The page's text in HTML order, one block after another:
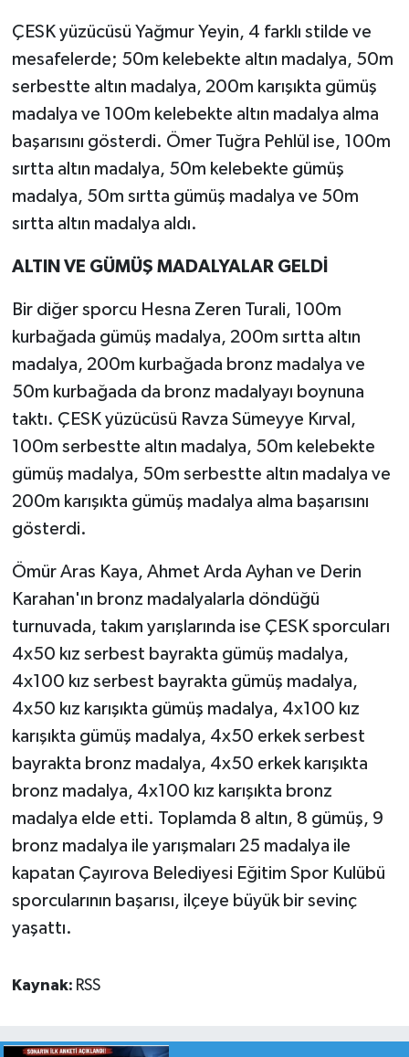
ÇESK yüzücüsü Yağmur Yeyin, 4 farklı stilde ve
mesafelerde; 50m kelebekte altın madalya, 50m
serbestte altın madalya, 200m karışıkta gümüş
madalya ve 100m kelebekte altın madalya alma
başarısını gösterdi. Ömer Tuğra Pehlül ise, 100m
sırtta altın madalya, 50m kelebekte gümüş
madalya, 50m sırtta gümüş madalya ve 50m
sırtta altın madalya aldı.
ALTIN VE GÜMÜŞ MADALYALAR GELDİ
Bir diğer sporcu Hesna Zeren Turali, 100m
kurbağada gümüş madalya, 200m sırtta altın
madalya, 200m kurbağada bronz madalya ve
50m kurbağada da bronz madalyayı boynuna
taktı. ÇESK yüzücüsü Ravza Sümeyye Kırval,
100m serbestte altın madalya, 50m kelebekte
gümüş madalya, 50m serbestte altın madalya ve
200m karışıkta gümüş madalya alma başarısını
gösterdi.
Ömür Aras Kaya, Ahmet Arda Ayhan ve Derin
Karahan'ın bronz madalyalarla döndüğü
turnuvada, takım yarışlarında ise ÇESK sporcuları
4x50 kız serbest bayrakta gümüş madalya,
4x100 kız serbest bayrakta gümüş madalya,
4x50 kız karışıkta gümüş madalya, 4x100 kız
karışıkta gümüş madalya, 4x50 erkek serbest
bayrakta bronz madalya, 4x50 erkek karışıkta
bronz madalya, 4x100 kız karışıkta bronz
madalya elde etti. Toplamda 8 altın, 8 gümüş, 9
bronz madalya ile yarışmaları 25 madalya ile
kapatan Çayırova Belediyesi Eğitim Spor Kulübü
sporcularının başarısı, ilçeye büyük bir sevinç
yaşattı.
Kaynak: RSS